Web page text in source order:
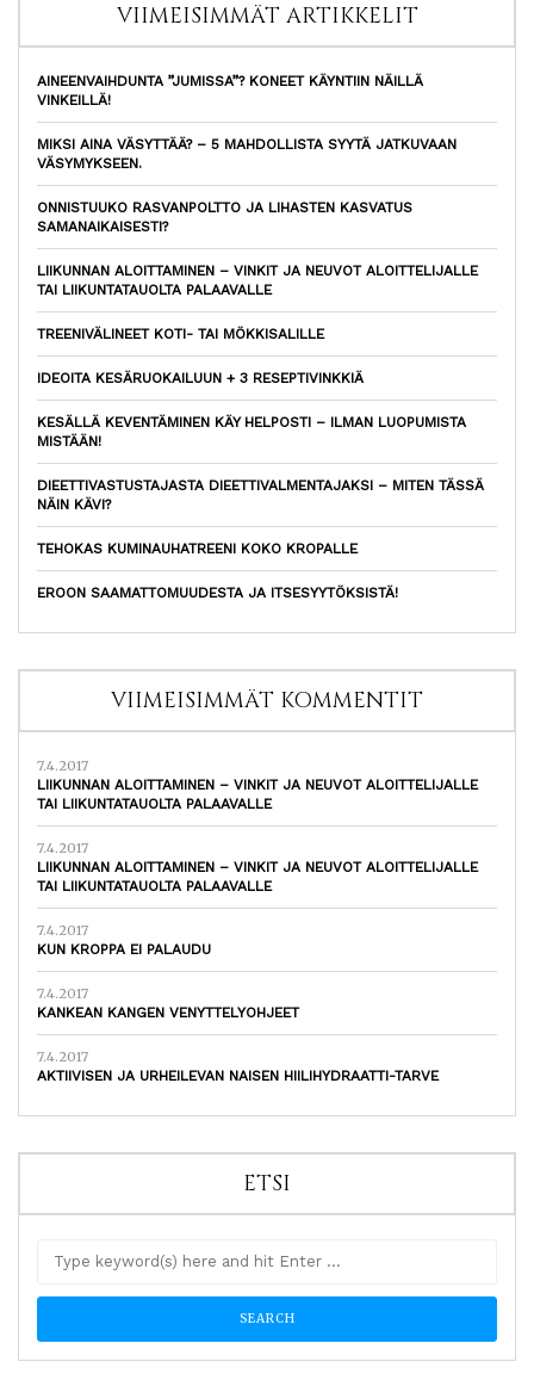
VIIMEISIMMÄT ARTIKKELIT
AINEENVAIHDUNTA ”JUMISSA”? KONEET KÄYNTIIN NÄILLÄ
VINKEILLÄ!
MIKSI AINA VÄSYTTÄÄ? – 5 MAHDOLLISTA SYYTÄ JATKUVAAN
VÄSYMYKSEEN.
ONNISTUUKO RASVANPOLTTO JA LIHASTEN KASVATUS
SAMANAIKAISESTI?
LIIKUNNAN ALOITTAMINEN – VINKIT JA NEUVOT ALOITTELIJALLE
TAI LIIKUNTATAUOLTA PALAAVALLE
TREENIVÄLINEET KOTI- TAI MÖKKISALILLE
IDEOITA KESÄRUOKAILUUN + 3 RESEPTIVINKKIÄ
KESÄLLÄ KEVENTÄMINEN KÄY HELPOSTI – ILMAN LUOPUMISTA
MISTÄÄN!
DIEETTIVASTUSTAJASTA DIEETTIVALMENTAJAKSI – MITEN TÄSSÄ
NÄIN KÄVI?
TEHOKAS KUMINAUHATREENI KOKO KROPALLE
EROON SAAMATTOMUUDESTA JA ITSESYYTÖKSISTÄ!
VIIMEISIMMÄT KOMMENTIT
7.4.2017
LIIKUNNAN ALOITTAMINEN – VINKIT JA NEUVOT ALOITTELIJALLE
TAI LIIKUNTATAUOLTA PALAAVALLE
7.4.2017
LIIKUNNAN ALOITTAMINEN – VINKIT JA NEUVOT ALOITTELIJALLE
TAI LIIKUNTATAUOLTA PALAAVALLE
7.4.2017
KUN KROPPA EI PALAUDU
7.4.2017
KANKEAN KANGEN VENYTTELYOHJEET
7.4.2017
AKTIIVISEN JA URHEILEVAN NAISEN HIILIHYDRAATTI-TARVE
ETSI